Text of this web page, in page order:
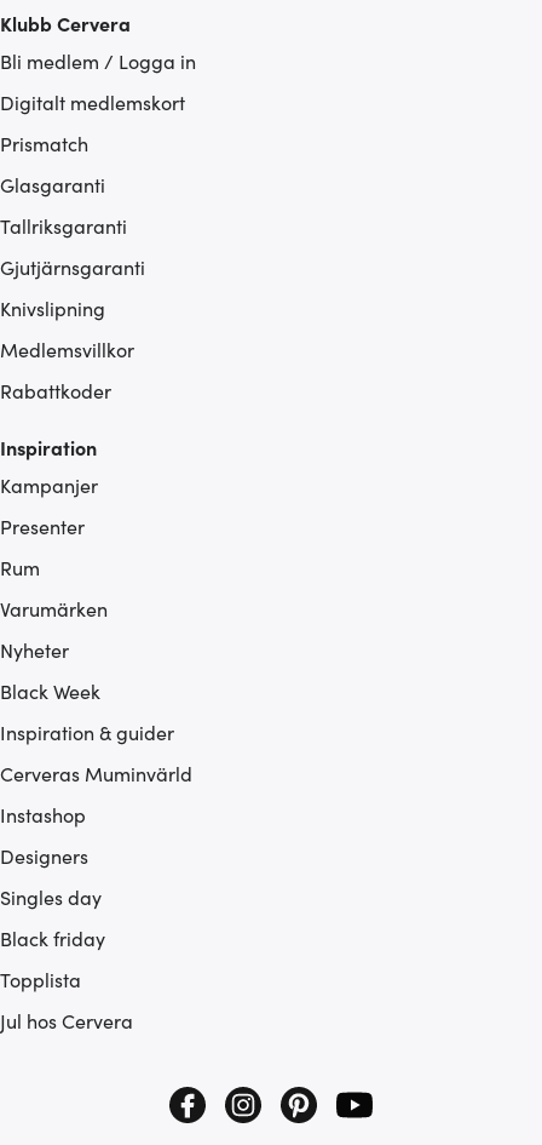
Klubb Cervera
Bli medlem / Logga in
Digitalt medlemskort
Prismatch
Glasgaranti
Tallriksgaranti
Gjutjärnsgaranti
Knivslipning
Medlemsvillkor
Rabattkoder
Inspiration
Kampanjer
Presenter
Rum
Varumärken
Nyheter
Black Week
Inspiration & guider
Cerveras Muminvärld
Instashop
Designers
Singles day
Black friday
Topplista
Jul hos Cervera